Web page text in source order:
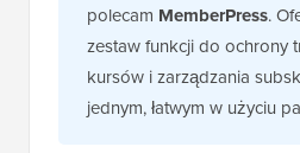
polecam MemberPress.
zestaw funkcji do ochrony
kursów i zarządzania
jednym, łatwym w użyciu